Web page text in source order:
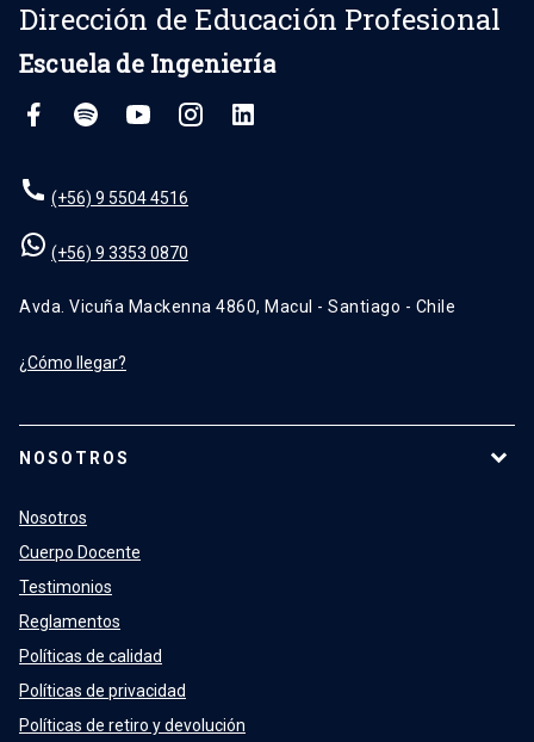
Dirección de Educación Profesional
Escuela de Ingeniería
(+56) 9 5504 4516
(+56) 9 3353 0870
Avda. Vicuña Mackenna 4860, Macul - Santiago - Chile
¿Cómo llegar?
NOSOTROS
Nosotros
Cuerpo Docente
Testimonios
Reglamentos
Políticas de calidad
Políticas de privacidad
Políticas de retiro y devolución